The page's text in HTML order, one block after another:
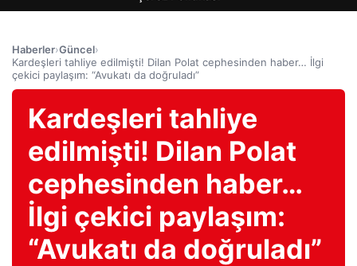
Haberler›Güncel›
Kardeşleri tahliye edilmişti! Dilan Polat cephesinden haber… İlgi
çekici paylaşım: “Avukatı da doğruladı”
Kardeşleri tahliye
edilmişti! Dilan Polat
cephesinden haber…
İlgi çekici paylaşım:
“Avukatı da doğruladı”